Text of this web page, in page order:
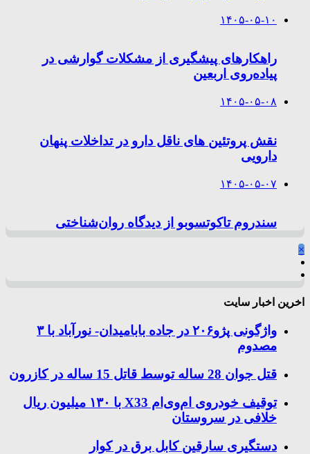
۱۴۰۵-۰۵-۱۰
راهکارهای پیشگیری از مشکلات گوارشی در
پیاده‌روی اربعین
۱۴۰۵-۰۵-۰۸
نقش پروتئین های ناقل دارو در تداخلات پنهان
دارویی
۱۴۰۵-۰۵-۰۷
سندروم تاکوتسوبو از دیدگاه روان‌شناختی
×
اخرین اخبار سایت
واژگونی پژو۲۰۶ در جاده بابامیدان- نورآباد با ۳
مصدوم
قتل جوان 28 ساله توسط قاتل 15 ساله در کازرون
توقیف خودروی ام‌وی‌ام X33 با ۱۳۰ میلیون ریال
خلافی در سروستان
دستگیری سارقین کابل برق در کوار